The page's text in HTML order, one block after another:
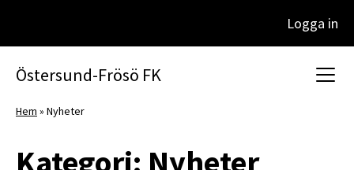
Huvudnavigering
Logga in
Östersund-Frösö FK
Hem » Nyheter
Kategori: Nyheter